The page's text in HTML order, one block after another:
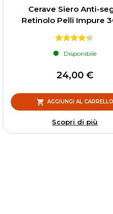
Cerave Siero Anti-
Retinolo Pelli Impure
Disponibile
24,00 €
AGGIUNGI AL CARRELLO
Scopri di più